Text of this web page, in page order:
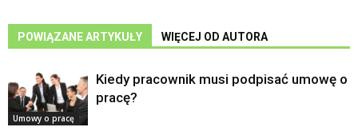
POWIĄZANE ARTYKUŁY WIĘCEJ OD AUTORA
Umowy o pracę
Kiedy pracownik musi podpisać umowę o
pracę?